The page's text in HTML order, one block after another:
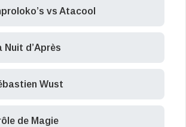
vs Atacool
Nuit d’Après
Wust
de Magie